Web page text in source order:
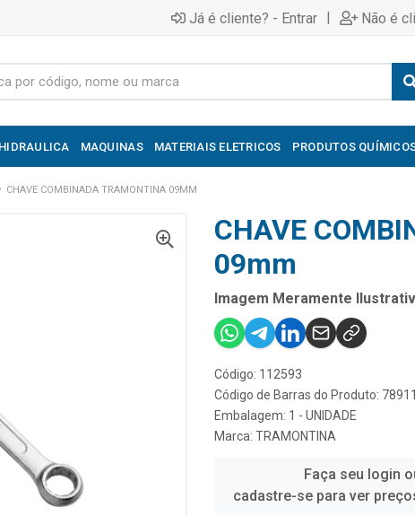
Já é cliente? - Entrar | Não é
MAQUINAS MATERIAIS ELETRICOS PRODUTOS
CHAVE COMBINADA TRAMONTINA 09MM
CHAVE
09mm
Imagem Meramente
Código: 112593
Código de Barras do Produto:
Embalagem: 1 - UNIDADE
Marca: TRAMONTINA
Faça seu login
cadastre-se para ver